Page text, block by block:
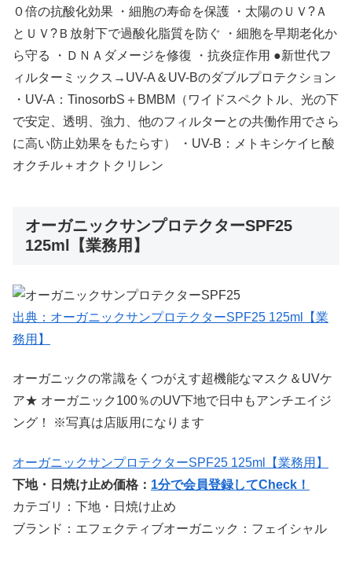
０倍の抗酸化効果 ・細胞の寿命を保護 ・太陽のＵＶ?Ａ
とＵＶ?Ｂ放射下で過酸化脂質を防ぐ ・細胞を早期老化か
ら守る ・ＤＮＡダメージを修復 ・抗炎症作用 ●新世代フ
ィルターミックス→UV-A＆UV-Bのダブルプロテクション
・UV-A：TinosorbS＋BMBM（ワイドスペクトル、光の下
で安定、透明、強力、他のフィルターとの共働作用でさら
に高い防止効果をもたらす） ・UV-B：メトキシケイヒ酸
オクチル＋オクトクリレン
オーガニックサンプロテクターSPF25
125ml【業務用】
出典：オーガニックサンプロテクターSPF25 125ml【業
務用】
オーガニックの常識をくつがえす超機能なマスク＆UVケ
ア★ オーガニック100％のUV下地で日中もアンチエイジ
ング！ ※写真は店販用になります
オーガニックサンプロテクターSPF25 125ml【業務用】
下地・日焼け止め価格： 1分で会員登録してCheck！
カテゴリ：下地・日焼け止め
ブランド：エフェクティブオーガニック：フェイシャル